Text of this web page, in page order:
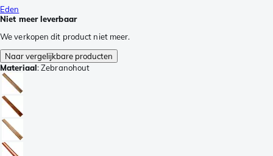
Eden
Niet meer leverbaar
We verkopen dit product niet meer.
Naar vergelijkbare producten
Materiaal:Zebranohout